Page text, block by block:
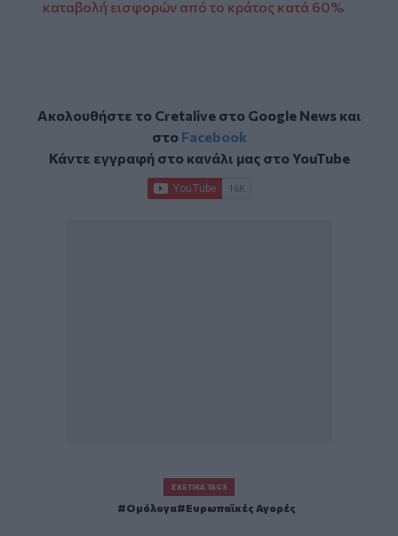
καταβολή εισφορών από το κράτος κατά 60%
Ακολουθήστε το Cretalive στο Google Newsκαι
στο Facebook
Κάντε εγγραφή στο κανάλι μας στοYouTube
ΣΧΕΤΙΚΆ TAGS
Ομόλογα Ευρωπαϊκές Αγορές